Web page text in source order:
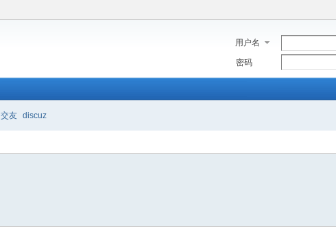
用户名
密码
交友 discuz